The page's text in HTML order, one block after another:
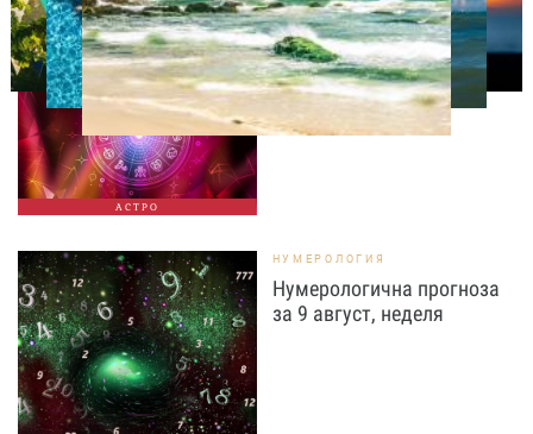
АСТРО
АСТРОЛОГИЯ
Дневен хороскоп за 9
август, неделя
НУМЕРОЛОГИЯ
Нумерологична прогноза
за 9 август, неделя